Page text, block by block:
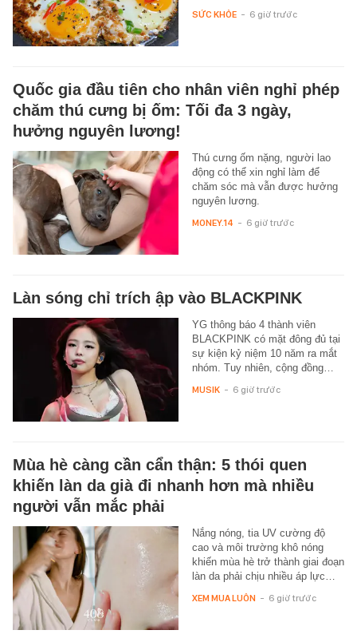
SỨC KHỎE - 6 giờ trước
Quốc gia đầu tiên cho nhân viên nghỉ phép
chăm thú cưng bị ốm: Tối đa 3 ngày,
hưởng nguyên lương!
Thú cưng ốm nặng, người lao
động có thể xin nghỉ làm để
chăm sóc mà vẫn được hưởng
nguyên lương.
MONEY.14 - 6 giờ trước
Làn sóng chỉ trích ập vào BLACKPINK
YG thông báo 4 thành viên
BLACKPINK có mặt đông đủ tại
sự kiện kỷ niệm 10 năm ra mắt
nhóm. Tuy nhiên, cộng đồng…
MUSIK - 6 giờ trước
Mùa hè càng cần cẩn thận: 5 thói quen
khiến làn da già đi nhanh hơn mà nhiều
người vẫn mắc phải
Nắng nóng, tia UV cường độ
cao và môi trường khô nóng
khiến mùa hè trở thành giai đoạn
làn da phải chịu nhiều áp lực…
XEM MUA LUÔN - 6 giờ trước